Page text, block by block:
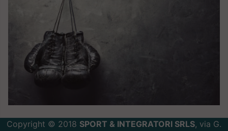
Copyright © 2018 SPORT & INTEGRATORI SRLS, via G.